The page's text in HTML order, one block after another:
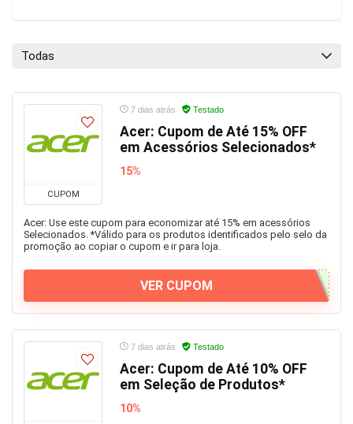
Todas
CUPOM
7 dias atrás Testado
Acer: Cupom de Até 15% OFF
em Acessórios Selecionados*
15%
Acer: Use este cupom para economizar até 15% em acessórios
Selecionados. *Válido para os produtos identificados pelo selo da
promoção ao copiar o cupom e ir para loja.
VER CUPOM
7 dias atrás Testado
Acer: Cupom de Até 10% OFF
em Seleção de Produtos*
10%